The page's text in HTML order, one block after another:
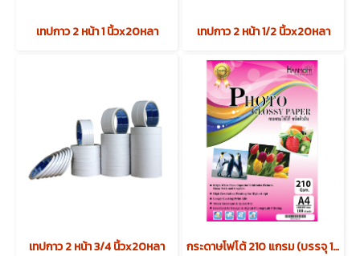
เทปกาว 2 หน้า 1 นิ้วx20หลา เทปกาว 2 หน้า 1/2 นิ้วx20หลา
เทปกาว 2 หน้า 3/4 นิ้วx20หลา กระดาษโฟโต้ 210 แกรม (บรรจุ 100 แผ่น)